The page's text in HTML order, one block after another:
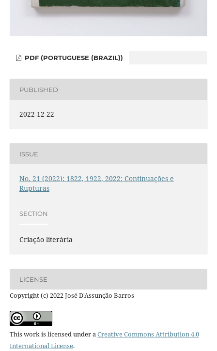
PDF (PORTUGUESE (BRAZIL))
PUBLISHED
2022-12-22
ISSUE
No. 21 (2022): 1822, 1922, 2022: Continuações e
Rupturas
SECTION
Criação literária
LICENSE
Copyright (c) 2022 José D'Assunção Barros
This work is licensed under aCreative Commons Attribution 4.0
International License.